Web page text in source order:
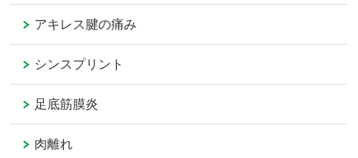
アキレス腱の痛み
シンスプリント
足底筋膜炎
肉離れ